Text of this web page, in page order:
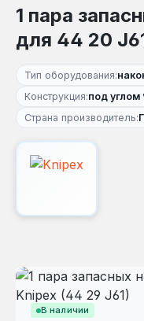
1 пара
для 44 20
Тип оборудования:
Конструкция:под углом
Страна производитель:
В наличии
Пропустить